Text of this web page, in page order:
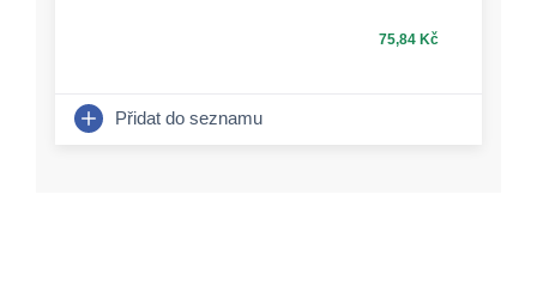
75,84 Kč
Přidat do seznamu